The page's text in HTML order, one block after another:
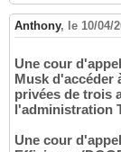
Anthony, le 10/04/
Une cour
Musk d'accéder
privées de trois
l'administration
Une cour